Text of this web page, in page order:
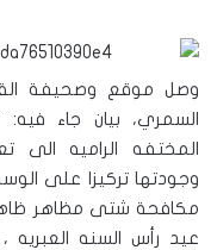
وصل موقع وصحيفة
السمري، بيان جاء
المختفه الراميه الى
وجودتها تركيزا على
مكافحة شتى مظاهر
عيد رأس السنه العبريه